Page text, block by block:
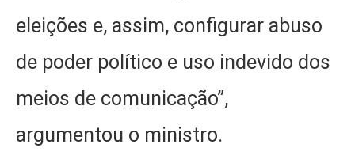
eleições e, assim, configurar abuso
de poder político e uso indevido dos
meios de comunicação”,
argumentou o ministro.